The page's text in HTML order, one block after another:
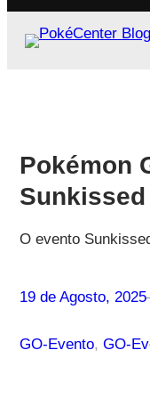
Pokémon
O evento
19 de Agosto, 2025
GO-Evento, GO-